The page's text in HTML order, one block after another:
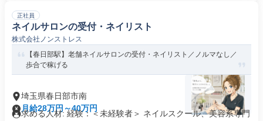
正社員
ネイルサロンの受付・ネイリスト
株式会社ノンストレス
【春日部駅】老舗ネイルサロンの受付・ネイリスト／ノルマなし／
歩合で稼げる
埼玉県春日部市南
月給28万円～40万円
求める人材: 経験：＜未経験者＞ ネイルスクール、美容系専門